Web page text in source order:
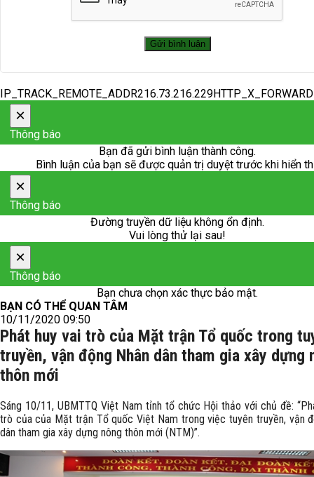
×
Thông báo
Bạn đã gửi bình luận thành công.
Bình luận của bạn sẽ được quản trị duyệt trước khi hiển
×
Thông báo
Đường truyền dữ liệu không ổn định.
Vui lòng thử lại sau!
×
Thông báo
Bạn chưa chọn xác thực bảo mật.
BẠN CÓ THỂ QUAN TÂM
10/11/2020 09:50
Phát huy vai trò của Mặt trận Tổ quốc trong
truyền, vận động Nhân dân tham gia xây dựng
thôn mới
Sáng 10/11, UBMTTQ Việt Nam tỉnh tổ chức Hội thảo với chủ đề:
trò của của Mặt trận Tổ quốc Việt Nam trong việc tuyên truyền, vận
dân tham gia xây dựng nông thôn mới (NTM)”.